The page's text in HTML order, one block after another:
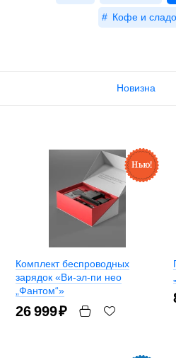
Кофе и
Новизна
Комплект беспроводных
зарядок «Ви-эл-пи нео
„Фантом“»
26 999₽